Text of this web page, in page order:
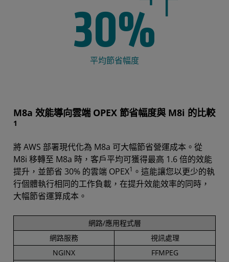
30%
平均節省幅度
M8a 效能導向雲端 OPEX 節省幅度與 M8i 的比較
1
將 AWS 部署現代化為 M8a 可大幅節省營運成本。從
M8i 移轉至 M8a 時，客戶平均可獲得最高 1.6 倍的效能
提升，並節省 30% 的雲端 OPEX1 。這能讓您以更少的執
行個體執行相同的工作負載，在提升效能效率的同時，
大幅節省運算成本。
網路/應用程式層
網路服務
視訊處理
NGINX
FFMPEG